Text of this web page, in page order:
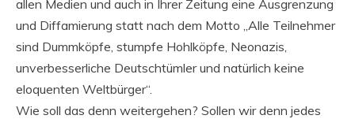
allen Medien und auch in Ihrer Zeitung eine Ausgrenzung
und Diffamierung statt nach dem Motto „Alle Teilnehmer
sind Dummköpfe, stumpfe Hohlköpfe, Neonazis,
unverbesserliche Deutschtümler und natürlich keine
eloquenten Weltbürger“.
Wie soll das denn weitergehen? Sollen wir denn jedes